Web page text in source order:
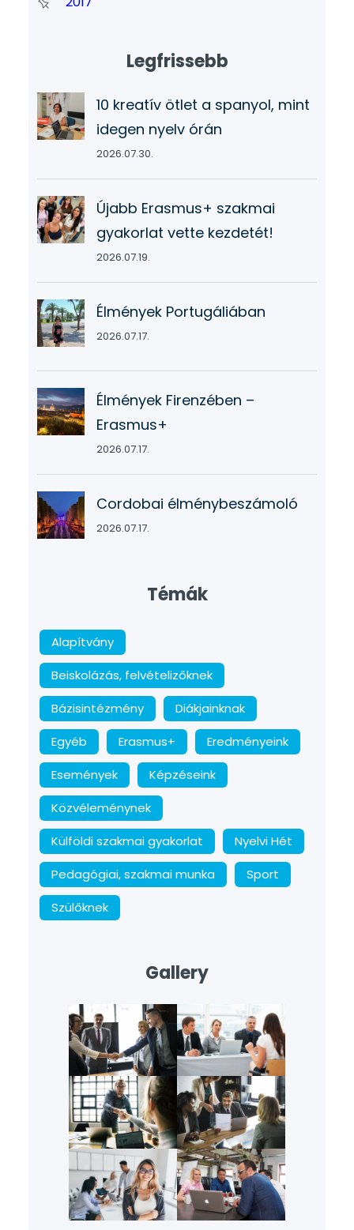
Legfrissebb
10 kreatív ötlet a spanyol, mint
idegen nyelv órán
2026.07.30.
Újabb Erasmus+ szakmai
gyakorlat vette kezdetét!
2026.07.19.
Élmények Portugáliában
2026.07.17.
Élmények Firenzében –
Erasmus+
2026.07.17.
Cordobai élménybeszámoló
2026.07.17.
Témák
Alapítvány
Beiskolázás, felvételizőknek
Bázisintézmény
Diákjainknak
Egyéb
Erasmus+
Eredményeink
Események
Képzéseink
Közvéleménynek
Külföldi szakmai gyakorlat
Nyelvi Hét
Pedagógiai, szakmai munka
Sport
Szülőknek
Gallery